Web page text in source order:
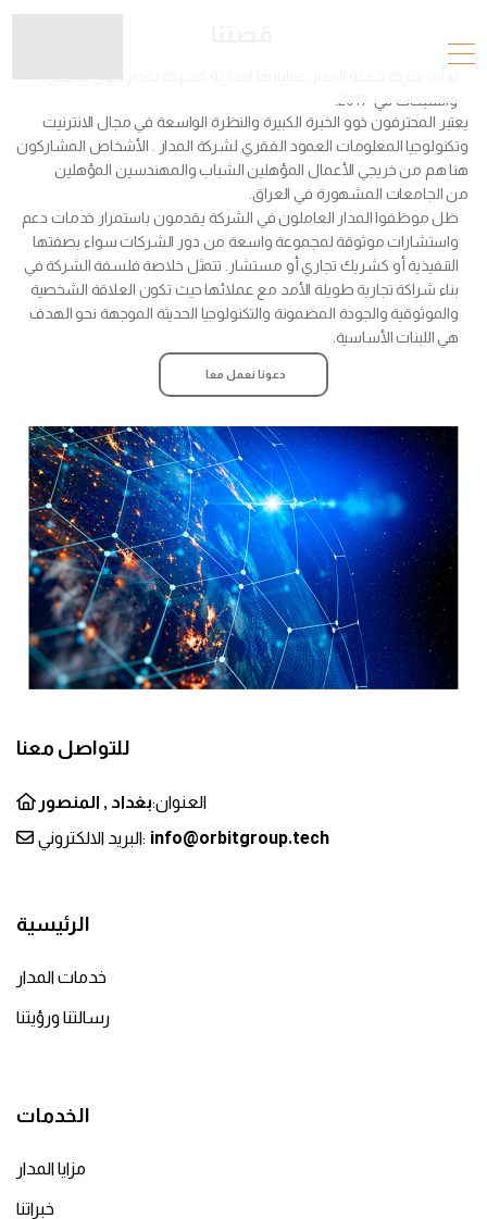
دعونا نعمل معا
بدأت شركة شبكة المدار عملياتها التجارية كشركة تقدم حلول للأجهزة
والشبكات في 2017.
يعتبر المحترفون ذوو الخبرة الكبيرة والنظرة الواسعة في مجال الانترنيت
وتكنولوجيا المعلومات العمود الفقري لشركة المدار . الأشخاص المشاركون
هنا هم من خريجي الأعمال المؤهلين الشباب والمهندسين المؤهلين
من الجامعات المشهورة في العراق.
ظل موظفوا المدار العاملون في الشركة يقدمون باستمرار خدمات دعم
واستشارات موثوقة لمجموعة واسعة من دور الشركات سواء بصفتها
التنفيذية أو كشريك تجاري أو مستشار. تتمثل خلاصة فلسفة الشركة في
بناء شراكة تجارية طويلة الأمد مع عملائها حيث تكون العلاقة الشخصية
والموثوقية والجودة المضمونة والتكنولوجيا الحديثة الموجهة نحو الهدف
هي اللبنات الأساسية.
العنوان:بغداد , المنصور
البريد الالكتروني: info@orbitgroup.tech
الرئيسية
خدمات المدار
رسالتنا ورؤيتنا
الخدمات
مزايا المدار
خبراتنا